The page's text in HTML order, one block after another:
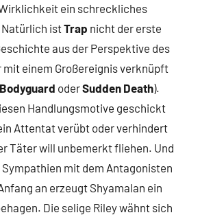
ein schreckliches
istTrap nicht der erste
aus der Perspektive des
einem Großereignis verknüpft
Bodyguard oderSudden Death).
Handlungsmotive geschickt
Attentat verübt oder verhindert
Täter will unbemerkt fliehen. Und
mit dem Antagonisten
an erzeugt Shyamalan ein
Die selige Riley wähnt sich